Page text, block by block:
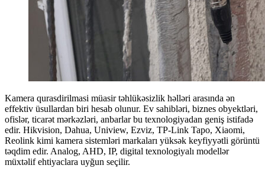
Kamera qurasdirilmasi müasir təhlükəsizlik həlləri arasında ən
effektiv üsullardan biri hesab olunur. Ev sahibləri, biznes obyektləri,
ofislər, ticarət mərkəzləri, anbarlar bu texnologiyadan geniş istifadə
edir. Hikvision, Dahua, Uniview, Ezviz, TP-Link Tapo, Xiaomi,
Reolink kimi kamera sistemləri markaları yüksək keyfiyyətli görüntü
təqdim edir. Analog, AHD, IP, digital texnologiyalı modellər
müxtəlif ehtiyaclara uyğun seçilir.